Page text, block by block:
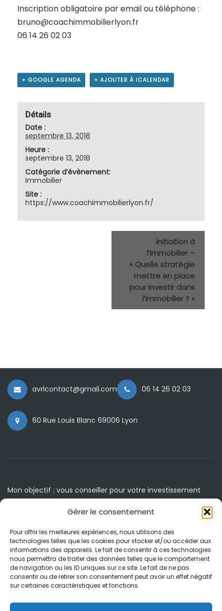
Gérer le consentement
Pour offrir les meilleures expériences, nous utilisons des
technologies telles que les cookies pour stocker et/ou accéder aux
informations des appareils. Le fait de consentir à ces technologies
nous permettra de traiter des données telles que le comportement
de navigation ou les ID uniques sur ce site. Le fait de ne pas
consentir ou de retirer son consentement peut avoir un effet négatif
sur certaines caractéristiques et fonctions.
Inscription obligatoire par email ou téléphone :
bruno@coachimmobilierlyon.fr
06 14 26 02 03
+ GOOGLE AGENDA + AJOUTER À ICALENDAR
Détails
Date :
septembre 13, 2018
Heure :
septembre 13, 2018
Catégorie d’évènement:
Immobilier
Site :
https://www.coachimmobilierlyon.fr/
Initiation à
l’immobilier –
« Quelle stratégie
mettre en place
pour investir dans
l’immobilier ? »
avrlcontact@gmail.com 06 14 26 02 03
60 Rue Louis Blanc 69006 Lyon
Mon objectif : vous conseiller pour votre investissement
Accueil
Agenda / Événements
À propos
Blog
Clé en main
Contact
Accompagnement
Mentions légales et RGPD